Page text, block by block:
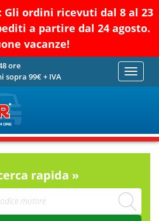
Gli ordini ricevuti dal 8 al 23
a partire dal 24 agosto.
vacanze!
ore
sopra 99€ + IVA
Toggle
rapida »